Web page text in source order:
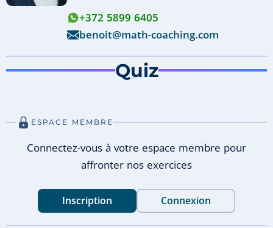
+372 5899 6405
benoit@math-coaching.com
Quiz
ESPACE MEMBRE
Connectez-vous à votre espace membre pour
affronter nos exercices
Inscription Connexion